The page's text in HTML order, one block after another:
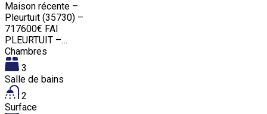
Maison récente –
Pleurtuit (35730) –
717600€ FAI
PLEURTUIT –…
Chambres
3
Salle de bains
2
Surface